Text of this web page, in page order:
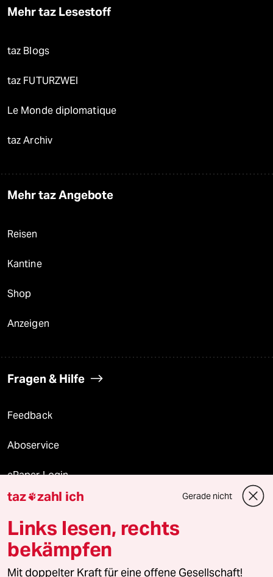
Mehr taz Lesestoff
taz Blogs
taz FUTURZWEI
Le Monde diplomatique
taz Archiv
Mehr taz Angebote
Reisen
Kantine
Shop
Anzeigen
Fragen & Hilfe
Feedback
Aboservice
ePaper Login
Downloads für Abonnierende
© 2026 taz Verlags und Vertriebs GmbH
Alle Rechte vorbehalten. Bei rechtlichen Fragen oder für Genehmigungen
taz zahl ich Gerade nicht
Links lesen, rechts
bekämpfen
Mit doppelter Kraft für eine offene Gesellschaft!